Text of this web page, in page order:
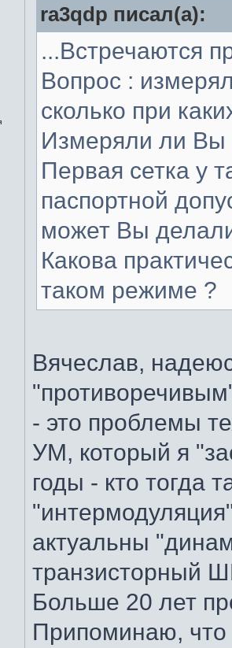
ra3qdp писал(а):
...Встречаются
Вопрос :
сколько при
Измеряли ли Вы
Первая сетка у
паспортной
может Вы
Какова
таком режиме ?
Вячеслав,
- это проблемы
УМ, который я
годы - кто тогда
актуальны
транзисторный
Больше 20 лет
Припоминаю, что